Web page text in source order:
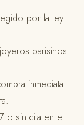
por la ley
parisinos
inmediata
o sin cita en el